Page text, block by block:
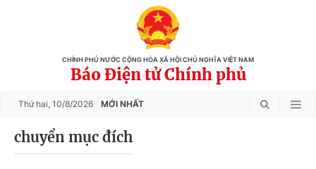
CHÍNH PHỦ NƯỚC CỘNG HÒA XÃ HỘI CHỦ NGHĨA VIỆT NAM
Báo Điện tử Chính phủ
Thứ hai, 10/8/2026 MỚI NHẤT
chuyển mục đích